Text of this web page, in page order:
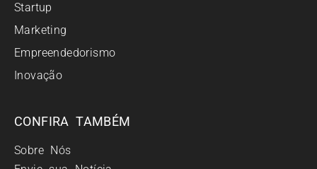
Startup
Marketing
Empreendedorismo
Inovação
CONFIRA TAMBÉM
Sobre Nós